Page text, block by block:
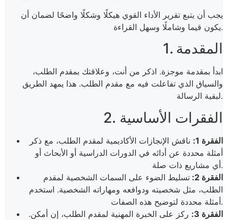
يجب أن يتبع تقرير الأداء القوي هيكلًا وشكلًا واضحًا لضمان أن
يكون قيما وشاملًا وسهل القراءة.
1. المقدمة
ابدأ بمقدمة موجزة. اذكر من أنت، وعلاقتك بمقدم الطلب،
والسياق الذي تفاعلت فيه مع مقدم الطلب. هذا يمهد الطريق
لبقية الرسالة.
2. الفقرات الأساسية
الفقرة 1:
ناقش الإنجازات الأكاديمية لمقدم الطلب، مع ذكر
أمثلة محددة عن أدائه في الدورات الدراسية أو الأبحاث أو
أي مشاريع ذات صلة.
الفقرة 2:
تسليط الضوء على السمات الشخصية لمقدم
الطلب، مثل شخصيته ودوافعه ومهاراته الشخصية. استخدم
أمثلة محددة لتوضيح هذه الصفات.
الفقرة 3:
ركز على الخبرة المهنية لمقدم الطلب، إن أمكن.